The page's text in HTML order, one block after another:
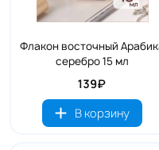
Флакон восточный
серебро 15 мл
139₽
В корзину